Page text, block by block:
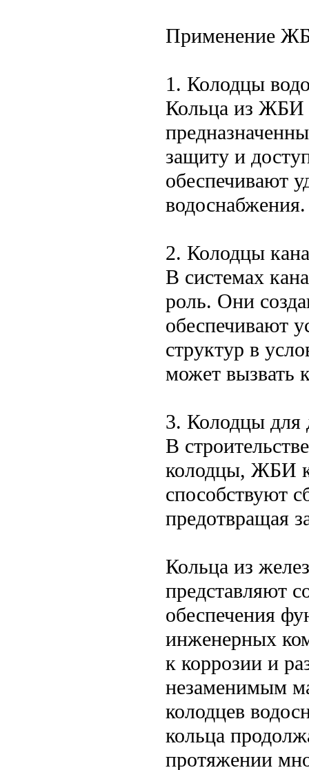
Применение
1. Колодцы
Кольца из ЖБИ
защиту и
обеспечивают
водоснабжения.
2. Колодцы
В системах
роль. Они
обеспечивают
структур в
может вызвать
3. Колодцы для
В
колодцы, ЖБИ
способствуют
предотвращая
Кольца из
представляют
обеспечения
инженерных
к коррозии и
незаменимым
колодцев
кольца
протяжении